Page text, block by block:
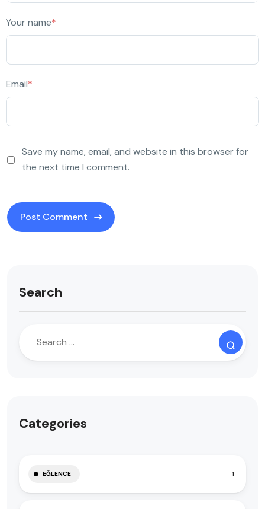
Your name*
Email*
Save my name, email, and website in this browser for
the next time I comment.
Search
Categories
EĞLENCE 1